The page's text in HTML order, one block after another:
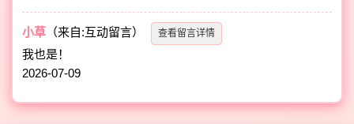
小草 （来自:互动留言） 查看留言详情
我也是！
2026-07-09